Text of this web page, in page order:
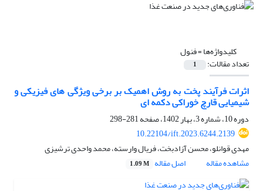
کلیدواژه‌ها =فنول
تعداد مقالات: 1
اثرات فرآیند پخت به روش اهمیک بر برخی ویژگی های فیزیکی و
شیمیایی قارچ خوراکی دکمه ای
دوره 10، شماره 3، بهار 1402، صفحه
281-298
10.22104/ift.2023.6244.2139
مهدی قوانلو، محسن آزادبخت، فریال وارسته، محمد واحدی ترشیزی
مشاهده مقاله
اصل مقاله 1.09 M